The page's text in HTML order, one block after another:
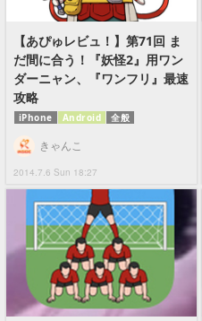
【あぴゅレビュ！】第71回 ま
だ間に合う！『妖怪2』用ワン
ダーニャン、『ワンフリ』最速
攻略
iPhone Android 全般
2014.7.6 Sun 18:27
きゃんこ